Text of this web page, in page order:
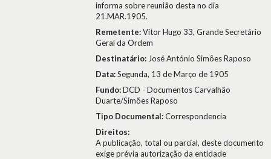
informa sobre reunião desta no dia
21.MAR.1905.
Remetente:Vítor Hugo 33, Grande Secretário
Geral da Ordem
Destinatário: José António Simões Raposo
Data:Segunda, 13 de Março de 1905
Fundo:DCD - Documentos Carvalhão
Duarte/Simões Raposo
Tipo Documental:Correspondencia
Direitos:
A publicação, total ou parcial, deste documento
exige prévia autorização da entidade